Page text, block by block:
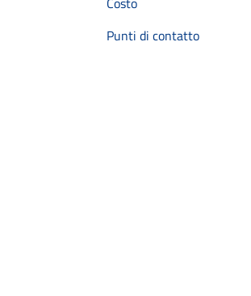
Punti di contatto